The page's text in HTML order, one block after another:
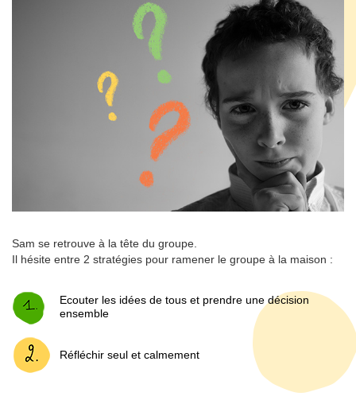
Sam se retrouve à la tête du groupe.
Il hésite entre 2 stratégies pour ramener le groupe à la maison :
Ecouter les idées de tous et prendre une décision
ensemble
Réfléchir seul et calmement